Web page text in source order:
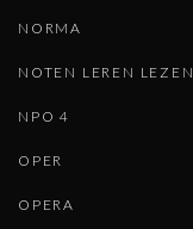
NORMA
NOTEN LEREN LEZEN
NPO 4
OPER
OPERA